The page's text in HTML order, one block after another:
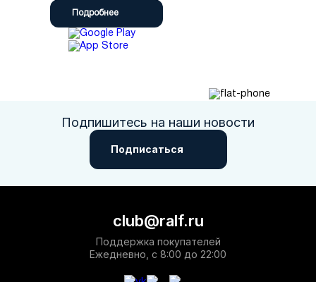
Подробнее
Подпишитесь на наши новости
Подписаться
club@ralf.ru
Поддержка покупателей
Ежедневно, с 8:00 до 22:00